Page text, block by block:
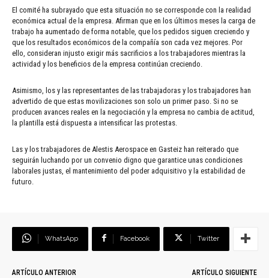
El comité ha subrayado que esta situación no se corresponde con la realidad
económica actual de la empresa. Afirman que en los últimos meses la carga de
trabajo ha aumentado de forma notable, que los pedidos siguen creciendo y
que los resultados económicos de la compañía son cada vez mejores. Por
ello, consideran injusto exigir más sacrificios a los trabajadores mientras la
actividad y los beneficios de la empresa continúan creciendo.
Asimismo, los y las representantes de las trabajadoras y los trabajadores han
advertido de que estas movilizaciones son solo un primer paso. Si no se
producen avances reales en la negociación y la empresa no cambia de actitud,
la plantilla está dispuesta a intensificar las protestas.
Las y los trabajadores de Alestis Aerospace en Gasteiz han reiterado que
seguirán luchando por un convenio digno que garantice unas condiciones
laborales justas, el mantenimiento del poder adquisitivo y la estabilidad de
futuro.
WhatsApp Facebook Twitter
ARTÍCULO ANTERIOR
ARTÍCULO SIGUIENTE